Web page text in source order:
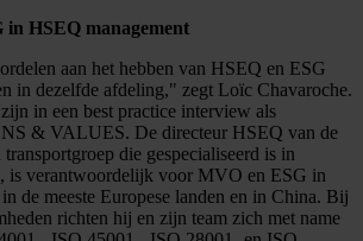
in HSEQ management
aan het hebben van HSEQ en ESG
in dezelfde afdeling," zegt Loïc Chavaroche.
in een best practice interview als
& VALUES. De directeur HSEQ van de
die gespecialiseerd is in
is verantwoordelijk voor MVO en ESG in
de meeste Europese landen en in China. Bij
richten hij en zijn team zich met name